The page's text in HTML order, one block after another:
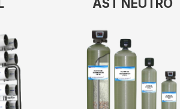
AST NEUTRO